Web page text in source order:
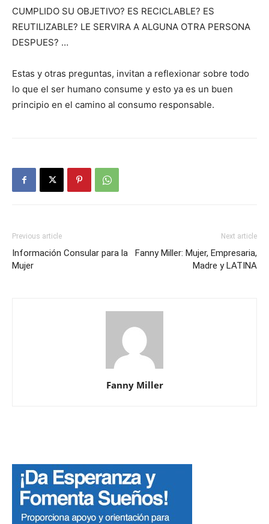
CUMPLIDO SU OBJETIVO? ES RECICLABLE? ES
REUTILIZABLE? LE SERVIRA A ALGUNA OTRA PERSONA
DESPUES? …
Estas y otras preguntas, invitan a reflexionar sobre todo
lo que el ser humano consume y esto ya es un buen
principio en el camino al consumo responsable.
Previous article
Información Consular para la
Mujer
Next article
Fanny Miller: Mujer, Empresaria,
Madre y LATINA
Fanny Miller